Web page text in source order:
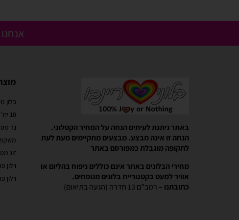
באתר ניתנת לעיתים הנחה על המחיר הקטלוגי.
הנחה זו אינה מבצע. מבצעים מתקיימים מעת לעת
לתקופה מוגבלת כמפורסם באתר
מחירי הבלונים באתר אינם כוללים ניפוח בהליום או
אוויר למעט בקטגוריית בלונים מנופחים.
כתובתנו – רמב"ם 13 חדרה (הגעה בתיאום)
בלון מיילר 26" צהוב
10 יח' צלחות נייר ורוד פוקסיה מטאלי 20 ס"מ
נר מספר 5
זוג
בלוני ריינבאו הפכו להיות חלק קסום
יומההולדת המשפחתי שלנו
בלוני ריינבאו הפכו להיות חלק קסום בבוקר
המשפחתי שלנו. מוצרים יפים, מבצעים טובים
מהיר יעיל ואמין. אפשרות נוחה לאמצעי